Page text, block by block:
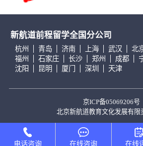
新航道前程留学全国分公司
杭州 青岛 济南 上海 武汉 北
福州
石家庄 长沙 郑州 成都
沈阳
昆明 厦门 深圳 天津
京ICP备05069206号
北京新航道教育文化发展有限
电话咨询 在线咨询 在线